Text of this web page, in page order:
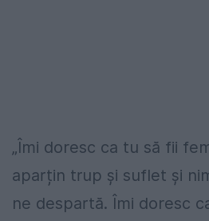
„Îmi doresc ca tu să fii
aparțin trup și suflet și
ne despartă. Îmi doresc